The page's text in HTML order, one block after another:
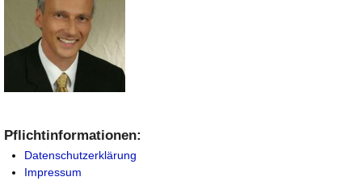
Pflichtinformationen:
Datenschutzerklärung
Impressum